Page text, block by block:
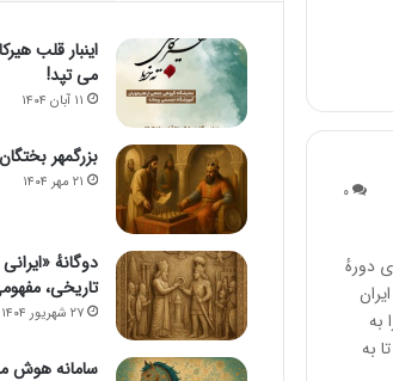
۰
دورهٔ
به
به
اینبار قلب
می تپد!
۱۱ آبان ۱۴۰۴
بزرگمهر
۲۱ مهر ۱۴۰۴
دوگانهٔ
تاریخی،
۲۷ شهریور ۱۴۰۴
سامانه هوش